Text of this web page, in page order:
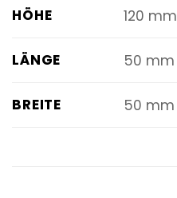
HÖHE 120 mm
LÄNGE 50 mm
BREITE 50 mm